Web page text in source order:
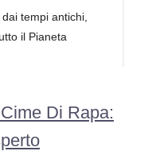
tempi antichi,
il Pianeta
Di Rapa: